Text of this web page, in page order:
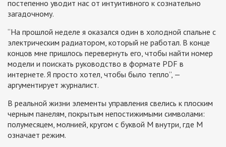
постепенно уводит нас от интуитивного к сознательно
загадочному.
“На прошлой неделе я оказался один в холодной спальне с
электрическим радиатором, который не работал. В конце
концов мне пришлось перевернуть его, чтобы найти номер
модели и поискать руководство в формате PDF в
интернете. Я просто хотел, чтобы было тепло”, —
аргументирует журналист.
В реальной жизни элементы управления свелись к плоским
черным панелям, покрытым непостижимыми символами:
полумесяцем, молнией, кругом с буквой М внутри, где М
означает режим.